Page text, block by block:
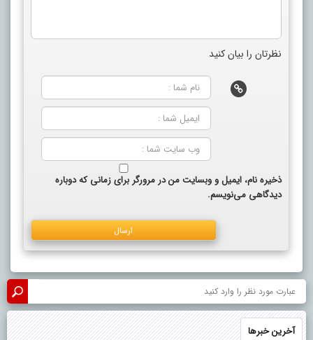
نظرتان را بیان کنید
ذخیره نام، ایمیل و وبسایت من در مرورگر برای زمانی که دوباره
دیدگاهی می‌نویسم.
آخرین خبرها